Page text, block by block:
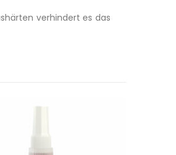
verhindert es das